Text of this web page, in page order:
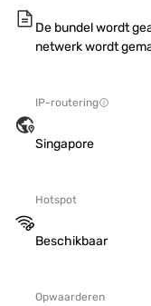
De bundel wordt
netwerk wordt
IP-routering
Singapore
Hotspot
Beschikbaar
Opwaarderen